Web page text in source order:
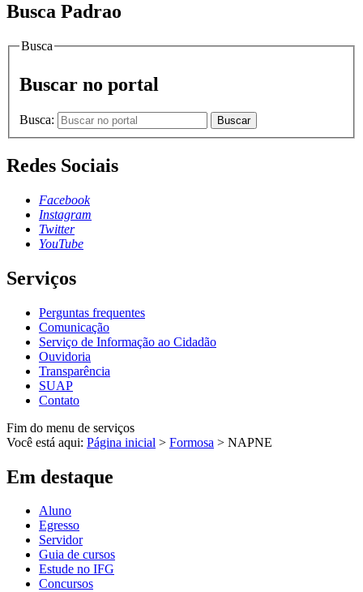
Busca Padrao
Busca
Buscar no portal
Busca: Buscar
Redes Sociais
Facebook
Instagram
Twitter
YouTube
Serviços
Perguntas frequentes
Comunicação
Serviço de Informação ao Cidadão
Ouvidoria
Transparência
SUAP
Contato
Fim do menu de serviços
Você está aqui: Página inicial > Formosa > NAPNE
Em destaque
Aluno
Egresso
Servidor
Guia de cursos
Estude no IFG
Concursos